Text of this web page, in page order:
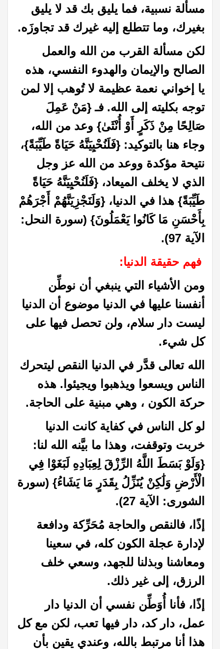
مسألة نسبية، فما يليق بك قد لا يليق
بغيرك، وما تتطلع إليه غيرك قد تجاوزَه.
لكن مسألة القرب من الله والعمل
الصالح والإيمان والهدوء النفسي، هذه
يا إخواني نعمة عظيمة لا تُوهب إلا لمن
توجه بكليته إلى الله. فـ {مَنْ عَمِلَ
صَالِحًا مِنْ ذَكَرٍ أَوْ أُنْثَىٰ} وعد من الله،
وجاء هنا بالتوكيد: {فَلَنُحْيِيَنَّهُ حَيَاةً طَيِّبَةً}،
نتيحة مؤكدة ووعد من الله عز وجل
الذي لا يخلف الميعاد، {فَلَنُحْيِيَنَّهُ حَيَاةً
طَيِّبَةً} هذا في الدنيا، {وَلَنَجْزِيَنَّهُمْ أَجْرَهُمْ
بِأَحْسَنِ مَا كَانُوا يَعْمَلُونَ} (سورة النحل:
الآية 97).
فهم حقيقة الدنيا:
ومن الأشياء التي ينبغي أن نوطِّن
أنفسنا عليها في الدنيا موضوع أن الدنيا
ليست دار سلام، ولن تحصل فيها على
كل شيء.
الله تعالى قدَّر في الدنيا النقص ليتحرك
الناس ويسعوا ويذهبوا ويجيئوا. هذه
حركة الكون ، وهي مبنية على الحاجة.
لو كل الناس في كفاية كانت الدنيا
خربت وتوقفت، وهذا ما بيَّنه الله لنا:
{وَلَوْ بَسَطَ اللَّهُ الرِّزْقَ لِعِبَادِهِ لَبَغَوْا فِي
الْأَرْضِ وَلَٰكِنْ يُنَزِّلُ بِقَدَرٍ مَا يَشَاءُ} (سورة
الشورى: الآية 27).
إذًا، فالنقص والحاجة مُحَرِّكة ودافعة
لإدارة عجلة الكون كله، في سعينا
ومعاشنا وبذلنا للجهد، وسعي خلف
الرزق، إلى غير ذلك.
إذًا، فأنا أُوَطِّن نفسي أن الدنيا دار
عمل، دار كد، دار فيها تعب، لكن مع كل
هذا أنا مرتبط بالله، وعندي يقين بأن